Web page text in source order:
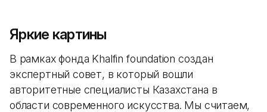
Яркие картины
В рамках фонда Khalfin foundation создан
экспертный совет, в который вошли
авторитетные специалисты Казахстана в
области современного искусства. Мы считаем,